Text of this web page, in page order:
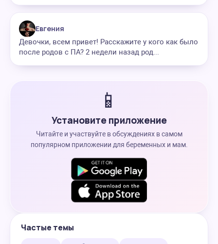
Евгения
Девочки, всем привет! Расскажите у кого как было
после родов с ПА? 2 недели назад род...
📱
Установите приложение
Читайте и участвуйте в обсуждениях в самом
популярном приложении для беременных и мам.
Частые темы